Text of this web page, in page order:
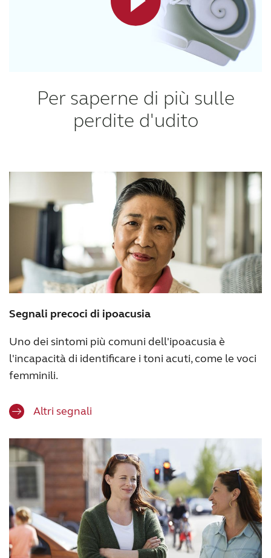
Per saperne di più sulle
perdite d'udito
Segnali precoci di ipoacusia
Uno dei sintomi più comuni dell'ipoacusia è
l'incapacità di identificare i toni acuti, come le voci
femminili.
Altri segnali